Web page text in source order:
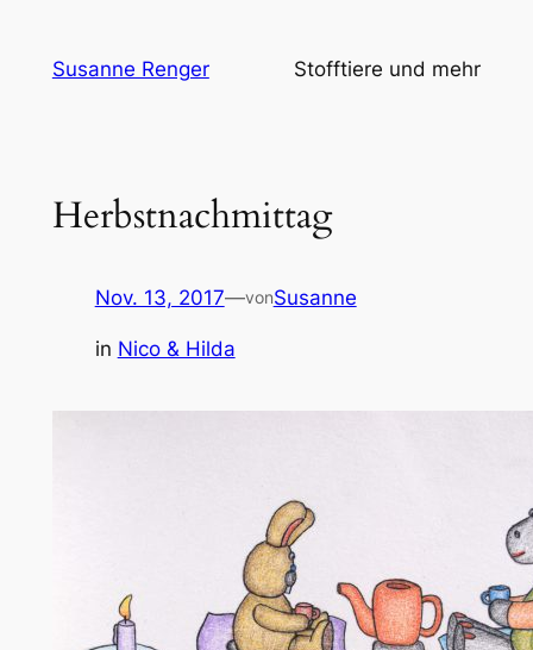
Inhalt
springen
Susanne Renger Stofftiere und mehr
Herbstnachmittag
Nov. 13, 2017—vonSusanne
in Nico & Hilda